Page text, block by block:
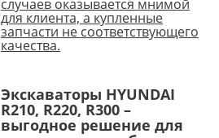
случаев оказывается мнимой
для клиента, а купленные
запчасти не соответствующего
качества.
Экскаваторы HYUNDAI
R210, R220, R300 –
выгодное решение для